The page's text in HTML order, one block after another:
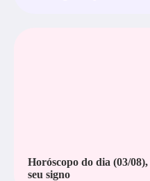
Horóscopo do dia (03/
seu signo